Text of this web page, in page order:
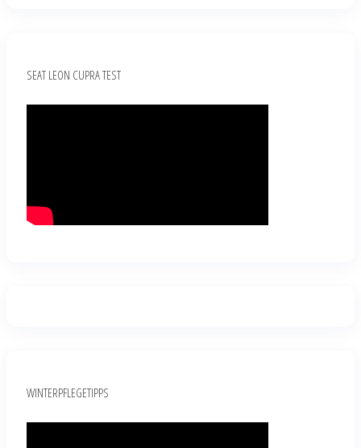
SEAT LEON CUPRA TEST
WINTERPFLEGETIPPS